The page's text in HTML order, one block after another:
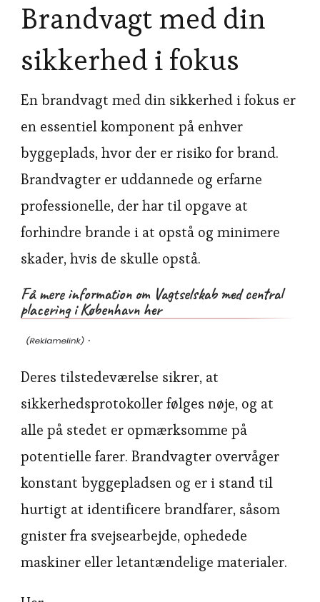
Brandvagt med din
sikkerhed i fokus
En brandvagt med din sikkerhed i fokus er
en essentiel komponent på enhver
byggeplads, hvor der er risiko for brand.
Brandvagter er uddannede og erfarne
professionelle, der har til opgave at
forhindre brande i at opstå og minimere
skader, hvis de skulle opstå.
Få mere information om Vagtselskab med central
placering i København her
.
Deres tilstedeværelse sikrer, at
sikkerhedsprotokoller følges nøje, og at
alle på stedet er opmærksomme på
potentielle farer. Brandvagter overvåger
konstant byggepladsen og er i stand til
hurtigt at identificere brandfarer, såsom
gnister fra svejsearbejde, ophedede
maskiner eller letantændelige materialer.